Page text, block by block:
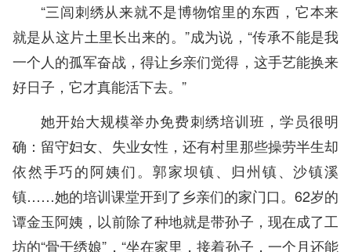
“三闾刺绣从来就不是博物馆里的东西，它本来
就是从这片土里长出来的。”成为说，“传承不能是我
一个人的孤军奋战，得让乡亲们觉得，这手艺能换来
好日子，它才真能活下去。”
她开始大规模举办免费刺绣培训班，学员很明
确：留守妇女、失业女性，还有村里那些操劳半生却
依然手巧的阿姨们。郭家坝镇、归州镇、沙镇溪
镇……她的培训课堂开到了乡亲们的家门口。62岁的
谭金玉阿姨，以前除了种地就是带孙子，现在成了工
坊的“骨干绣娘”，“坐在家里，接着孙子，一个月还能